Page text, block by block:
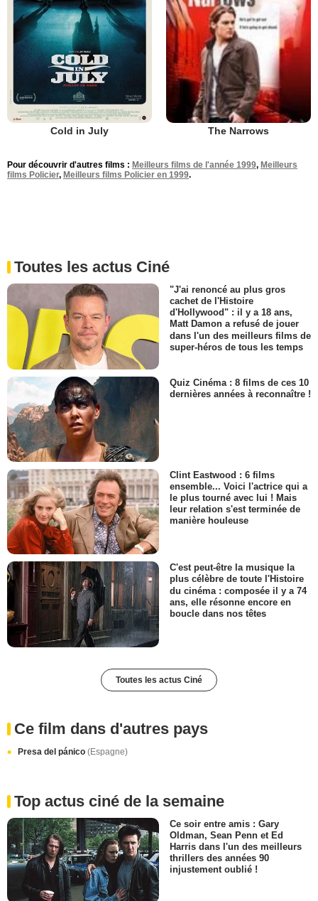
Cold in July The Narrows
Pour découvrir d'autres films : Meilleurs films de l'année 1999, Meilleurs
films Policier, Meilleurs films Policier en 1999.
Toutes les actus Ciné
"J'ai renoncé au plus gros
cachet de l'Histoire
d'Hollywood" : il y a 18 ans,
Matt Damon a refusé de jouer
dans l'un des meilleurs films de
super-héros de tous les temps
Quiz Cinéma : 8 films de ces 10
dernières années à reconnaître !
Clint Eastwood : 6 films
ensemble... Voici l'actrice qui a
le plus tourné avec lui ! Mais
leur relation s'est terminée de
manière houleuse
C'est peut-être la musique la
plus célèbre de toute l'Histoire
du cinéma : composée il y a 74
ans, elle résonne encore en
boucle dans nos têtes
Toutes les actus Ciné
Ce film dans d'autres pays
Presa del pánico (Espagne)
Top actus ciné de la semaine
Ce soir entre amis : Gary
Oldman, Sean Penn et Ed
Harris dans l'un des meilleurs
thrillers des années 90
injustement oublié !